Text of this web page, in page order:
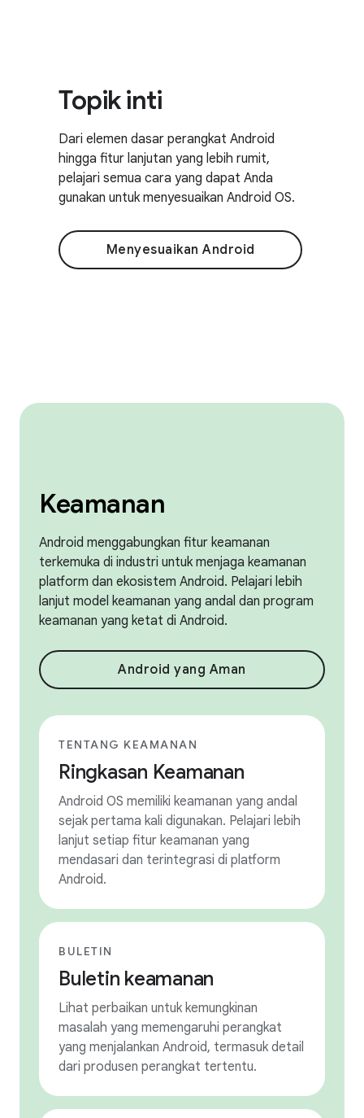
Topik inti
Dari elemen dasar perangkat Android
hingga fitur lanjutan yang lebih rumit,
pelajari semua cara yang dapat Anda
gunakan untuk menyesuaikan Android OS.
Menyesuaikan Android
Keamanan
Android menggabungkan fitur keamanan
terkemuka di industri untuk menjaga keamanan
platform dan ekosistem Android. Pelajari lebih
lanjut model keamanan yang andal dan program
keamanan yang ketat di Android.
Android yang Aman
TENTANG KEAMANAN
Ringkasan Keamanan
Android OS memiliki keamanan yang andal
sejak pertama kali digunakan. Pelajari lebih
lanjut setiap fitur keamanan yang
mendasari dan terintegrasi di platform
Android.
BULETIN
Buletin keamanan
Lihat perbaikan untuk kemungkinan
masalah yang memengaruhi perangkat
yang menjalankan Android, termasuk detail
dari produsen perangkat tertentu.